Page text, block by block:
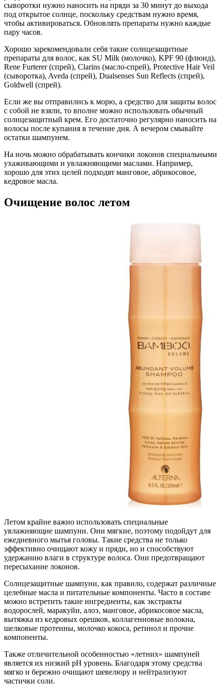
сыворотки нужно наносить на пряди за 30 минут до выхода
под открытое солнце, поскольку средствам нужно время,
чтобы активироваться. Обновлять препараты нужно каждые
пару часов.
Хорошо зарекомендовали себя такие солнцезащитные
препараты для волос, как SU Milk (молочко), KPF 90 (флюид),
Rene Furterer (спрей), Clarins (масло-спрей), Protective Hair Veil
(сыворотка), Aveda (спрей), Dualsenses Sun Reflects (спрей),
Goldwell (спрей).
Если же вы отправились к морю, а средство для защиты волос
с собой не взяли, то вполне можно использовать обычный
солнцезащитный крем. Его достаточно регулярно наносить на
волосы после купания в течение дня. А вечером смывайте
остатки шампунем.
На ночь можно обрабатывать кончики локонов специальными
ухаживающими и увлажняющими маслами. Например,
хорошо для этих целей подходят манговое, абрикосовое,
кедровое масла.
Очищение волос летом
Летом крайне важно использовать специальные
увлажняющие шампуни. Они мягкие, поэтому подойдут для
ежедневного мытья головы. Такие средства не только
эффективно очищают кожу и пряди, но и способствуют
удержанию влаги в структуре волоса. Они предотвращают
пересыхание локонов.
Солнцезащитные шампуни, как правило, содержат различные
целебные масла и питательные компоненты. Часто в составе
можно встретить такие ингредиенты, как экстракты
водорослей, маракуйи, алоэ, манговое, абрикосовое масла,
вытяжка из кедровых орешков, коллагенновые волокна,
шелковые протеины, молочко кокоса, ретинол и прочие
компоненты.
Также отличительной особенностью «летних» шампуней
является их низкий рН уровень. Благодаря этому средства
мягко и бережно очищают шевелюру и нейтрализуют
частички соли.